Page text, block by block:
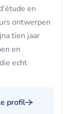
en
ontwerpen
tien jaar
en
echt
profil